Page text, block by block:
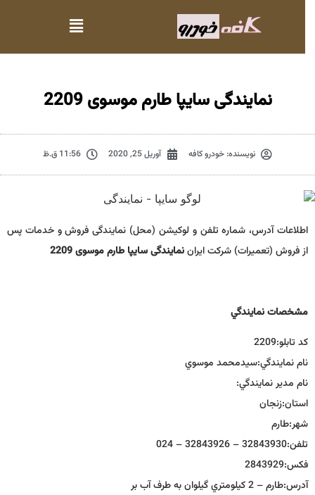
نمایندگی سایپا طارم موسوی 2209
نویسنده:خودرو کافه آوریل 25, 2020 11:56 ق.ظ
اطلاعات آدرس، شماره تلفن و لوکیشن (محل) نمایندگی فروش و خدمات پس
از فروش (تعمیرات) شرکت ایراننمایندگی سایپا طارم موسوی 2209
مشخصات نمايندگي
كد تابلو:2209
نام نمايندگي:سيدمحمد موسوي
نام مدير نمايندگي:
استان:زنجان
شهر:طارم
تلفن:32843930 – 32843926 – 024
فكس:2843929
آدرس:طارم – 2 كيلومتري گيلوان به طرف آب بر